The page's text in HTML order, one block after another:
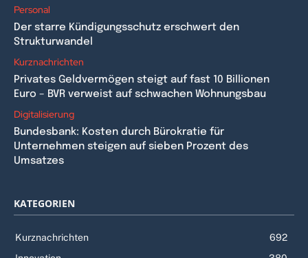
Personal
Der starre Kündigungsschutz erschwert den
Strukturwandel
Kurznachrichten
Privates Geldvermögen steigt auf fast 10 Billionen
Euro – BVR verweist auf schwachen Wohnungsbau
Digitalisierung
Bundesbank: Kosten durch Bürokratie für
Unternehmen steigen auf sieben Prozent des
Umsatzes
KATEGORIEN
Kurznachrichten
692